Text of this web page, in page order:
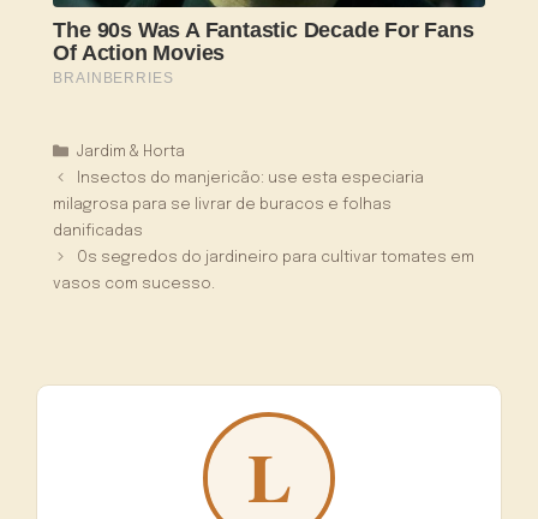
Categorias
Jardim & Horta
Insectos do manjericão: use esta especiaria
milagrosa para se livrar de buracos e folhas
danificadas
Os segredos do jardineiro para cultivar tomates em
vasos com sucesso.